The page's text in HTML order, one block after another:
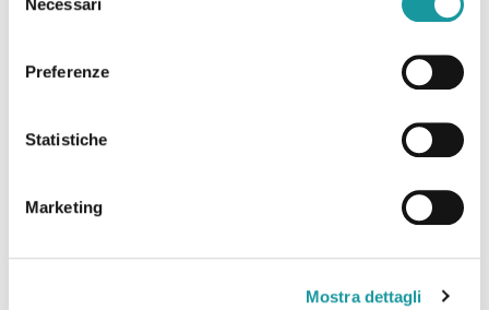
delNecessari
Preferenze
Statistiche
Marketing
Mostra dettagli